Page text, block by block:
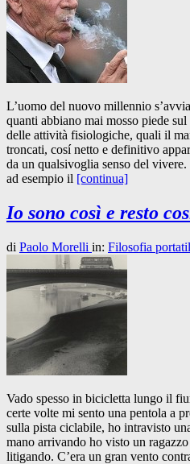
L’uomo del nuovo millennio
quanti abbiano mai mosso piede
delle attività fisiologiche, quali il
troncati, cosí netto e definitivo
da un qualsivoglia senso del
ad esempio il [continua]
Io sono così e resto
di Paolo Morelli in: Filosofia
Vado spesso in bicicletta lungo il
certe volte mi sento una pentola a
sulla pista ciclabile, ho intravisto
mano arrivando ho visto un
litigando. C’era un gran vento